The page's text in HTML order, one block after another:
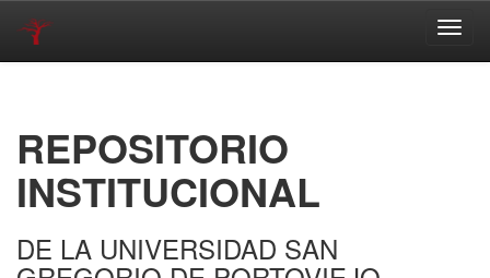
REPOSITORIO
INSTITUCIONAL
DE LA UNIVERSIDAD SAN